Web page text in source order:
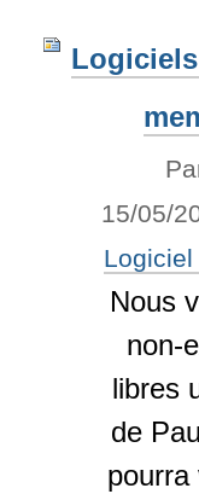
15/05/
Logiciel
Nous
non-
libres
de
pourra